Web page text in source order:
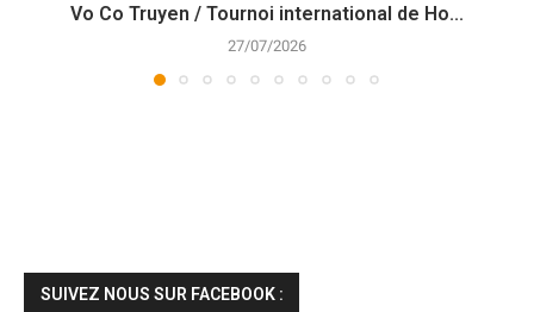
Vo Co Truyen / Tournoi international de Ho...
27/07/2026
SUIVEZ NOUS SUR FACEBOOK :